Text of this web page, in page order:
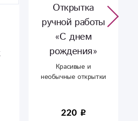
Ваза «Вальс»
Универсальная ваза,
сделана из толстого
стекла, впишется в
любой интерьер.
1 420